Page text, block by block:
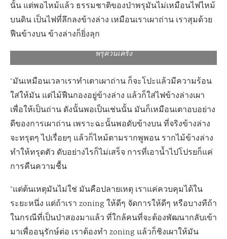
นั้น แต่พอไหม้แล้ว ธรรมชาติของป่าพรุมันไม่เหมือนไฟไหม้
บนดิน เป็นไฟที่ลึกลงข้างล่าง เหมือนเราเผาถ่าน เราสุมด้วย
ฟืนข้างบน ข้างล่างก็ยิ่งลุก
พรุควนเคร็ง
“มันเหมือนเวลาเราทำเตาเผาถ่าน ก็จะโปะแล้วมีความร้อน
ใส่ให้มัน แต่ไม้ฟืนกองอยู่ข้างล่าง แล้วก็ใส่ไฟข้างล่างเผา
เพื่อให้เป็นถ่าน ดังนั้นพอเป็นเช่นนั้น มันก็เหมือนเตาอบอย่าง
ดีของการเผาถ่าน เพราะฉะนั้นพอดับข้างบน ที่จริงข้างล่าง
จะทรุดๆ ไปเรื่อยๆ แล้วก็ไหม้ตามรากพูพอน รากไม้ข้างล่าง
ทำให้ทรุดตัว ดับอย่างไรก็ไม่เสร็จ การที่เอาน้ำไปโปรยก็แค่
การคืนความชื้น
“แต่ต้นเหตุมันไม่ใช่ มันคือปลายเหตุ เราแค่ควบคุมได้ใน
ระยะหนึ่ง แต่ถ้าเรา zoning ให้ดีๆ จัดการให้ดีๆ หรือบางทีถ้า
ในกรณีที่เป็นป่าสองมาแล้ว ที่ใกล้คนที่จะต้องพัฒนากลับเข้า
มาเพื่ออนุรักษ์ต่อ เราต้องทำ zoning แล้วก็ชิงเผาให้มัน